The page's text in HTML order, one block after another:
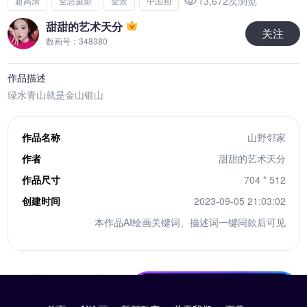
甜甜的艺术天分
数画号：348380 关注
作品描述
绿水青山就是金山银山
作品名称
山野邻家
作者
甜甜的艺术天分
作品尺寸
704 * 512
创建时间
2023-09-05 21:03:02
本作品AI绘画关键词、描述词一键同款后可见